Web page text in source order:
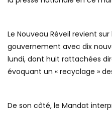
Le Nouveau Réveil revient
gouvernement avec dix
lundi, dont huit rattachées
évoquant un « recyclage »
De son côté, le Mandat